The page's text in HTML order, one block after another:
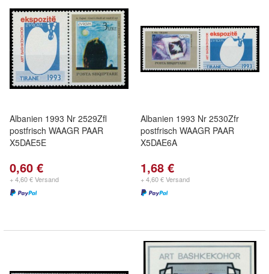
Albanien 1993 Nr 2529Zfl
postfrisch WAAGR PAAR
X5DAE5E
0,60 €
+ 4,60 € Versand
Albanien 1993 Nr 2530Zfr
postfrisch WAAGR PAAR
X5DAE6A
1,68 €
+ 4,60 € Versand